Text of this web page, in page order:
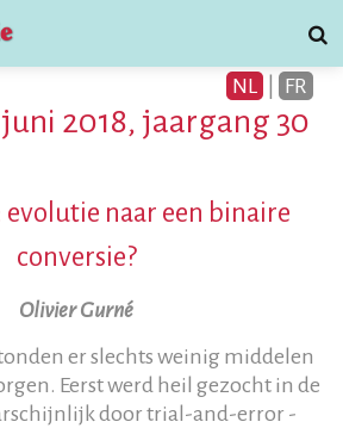
NL FR
2018, jaargang 30
naar een binaire
conversie?
Olivier Gurné
er slechts weinig middelen
Eerst werd heil gezocht in de
door trial-and-error -
contact